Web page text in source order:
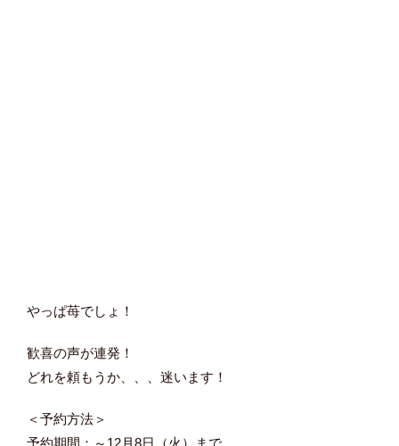
やっぱ苺でしょ！
歓喜の声が連発！
どれを頼もうか、、、迷います！
＜予約方法＞
予約期間：～12月8日（火）まで